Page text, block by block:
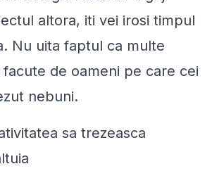
altora, iti vei irosi timpul
Nu uita faptul ca multe
de oameni pe care cei
nebuni.
sa trezeasca